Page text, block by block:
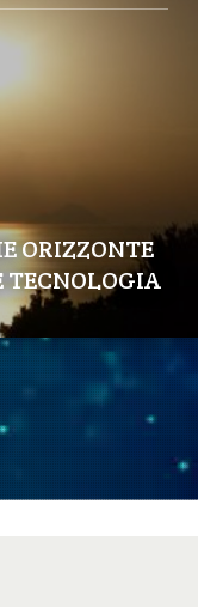
ORIZZONTE
TECNOLOGIA